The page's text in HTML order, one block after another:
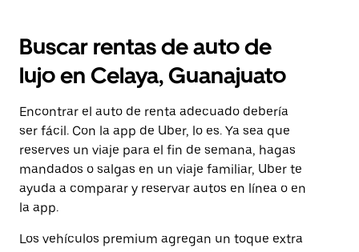
Buscar rentas de auto de
lujo en Celaya, Guanajuato
Encontrar el auto de renta adecuado debería
ser fácil. Con la app de Uber, lo es. Ya sea que
reserves un viaje para el fin de semana, hagas
mandados o salgas en un viaje familiar, Uber te
ayuda a comparar y reservar autos en línea o en
la app.
Los vehículos premium agregan un toque extra